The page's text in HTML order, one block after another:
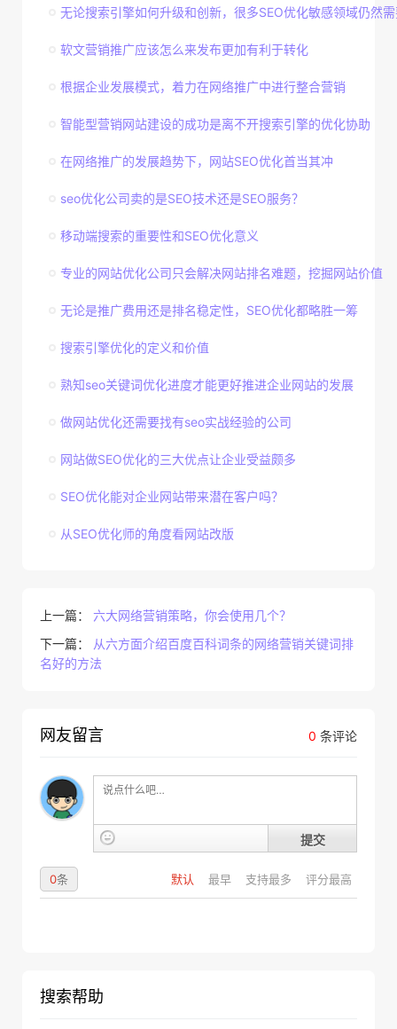
无论搜索引擎如何升级和创新，很多SEO优化敏感领域仍然
软文营销推广应该怎么来发布更加有利于转化
根据企业发展模式，着力在网络推广中进行整合营销
智能型营销网站建设的成功是离不开搜索引擎的优化协助
在网络推广的发展趋势下，网站SEO优化首当其冲
seo优化公司卖的是SEO技术还是SEO服务？
移动端搜索的重要性和SEO优化意义
专业的网站优化公司只会解决网站排名难题，挖掘网站价值
无论是推广费用还是排名稳定性，SEO优化都略胜一筹
搜索引擎优化的定义和价值
熟知seo关键词优化进度才能更好推进企业网站的发展
做网站优化还需要找有seo实战经验的公司
网站做SEO优化的三大优点让企业受益颇多
SEO优化能对企业网站带来潜在客户吗？
从SEO优化师的角度看网站改版
上一篇： 六大网络营销策略，你会使用几个？
下一篇：
从六方面介绍百度百科词条的网络营销关键词排
名好的方法
0 条评论
网友留言
提交
默认 最早 支持最多 评分最高
0条
搜索帮助